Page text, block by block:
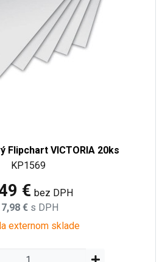
Flipchart VICTORIA 20ks
KP1569
€ bez DPH
7,98 € s DPH
externom sklade